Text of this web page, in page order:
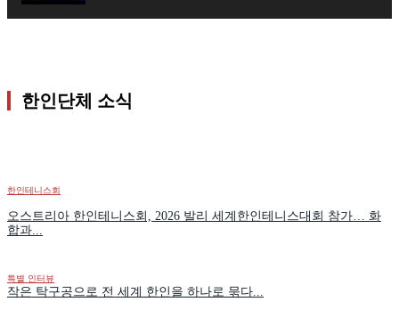
01:52
💡해외에서 쉽게 한국의 온라인 서비스를 이용할 수 있는 방법 없나
한인단체 소식
한인테니스회
오스트리아 한인테니스회, 2026 발리 세계한인테니스대회 참가… 화
합과...
특별 인터뷰
작은 탁구공으로 전 세계 한인을 하나로 묶다...